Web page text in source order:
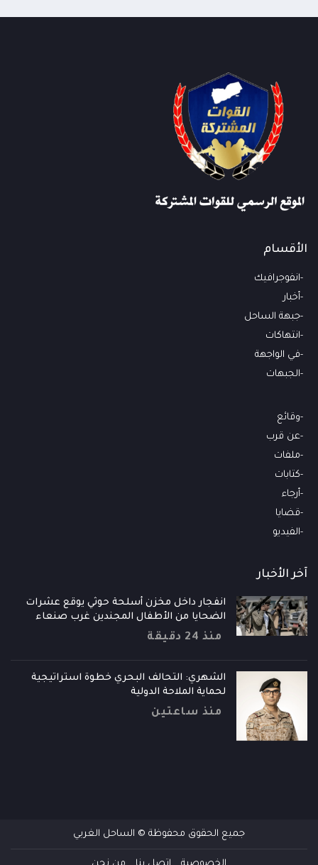
الأقسام
انفوجرافيك
أخبار
جبهة الساحل
انتهاكات
في الواجهة
الجبهات
وقائع
عن قرب
ملفات
كتابات
أرجاء
قضايا
الفيديو
آخر الأخبار
انفجار داخل مخزن أسلحة حوثي يوقع عشرات
الضحايا من الأطفال المجندين غرب صنعاء
منذ 24 دقيقة
الشهري: التحالف البحري خطوة استراتيجية
لحماية الملاحة الدولية
منذ ساعتين
جميع الحقوق محفوظة © الساحل الغربي